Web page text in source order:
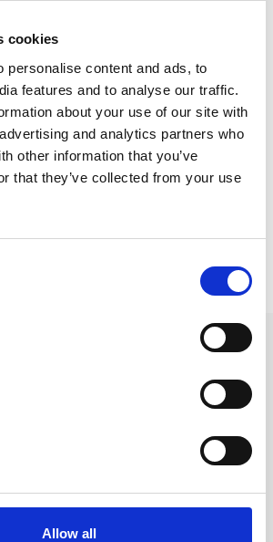
cookies
personalise content and ads, to
features and to analyse our traffic.
about your use of our site with
and analytics partners who
other information that you’ve
that they’ve collected from your use
Allow all
und Kosmetikspiegel
und Bügelservice
(gegen Aufpreis)
Hausschuhe